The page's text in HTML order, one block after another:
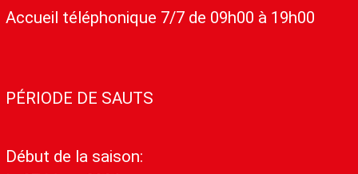
Accueil téléphonique 7/7 de 09h00 à 19h00
PÉRIODE DE SAUTS
Début de la saison: